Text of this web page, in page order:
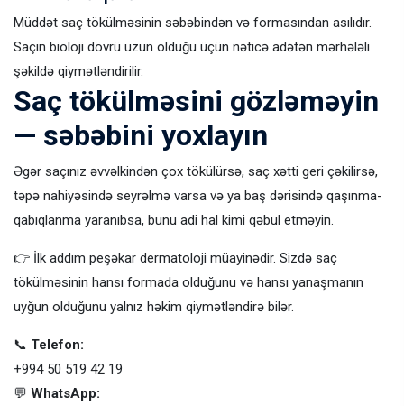
Müddət saç tökülməsinin səbəbindən və formasından asılıdır.
Saçın bioloji dövrü uzun olduğu üçün nəticə adətən mərhələli
şəkildə qiymətləndirilir.
Saç tökülməsini gözləməyin
— səbəbini yoxlayın
Əgər saçınız əvvəlkindən çox tökülürsə, saç xətti geri çəkilirsə,
təpə nahiyəsində seyrəlmə varsa və ya baş dərisində qaşınma-
qabıqlanma yaranıbsa, bunu adi hal kimi qəbul etməyin.
👉 İlk addım peşəkar dermatoloji müayinədir. Sizdə saç
tökülməsinin hansı formada olduğunu və hansı yanaşmanın
uyğun olduğunu yalnız həkim qiymətləndirə bilər.
📞 Telefon:
+994 50 519 42 19
💬 WhatsApp: